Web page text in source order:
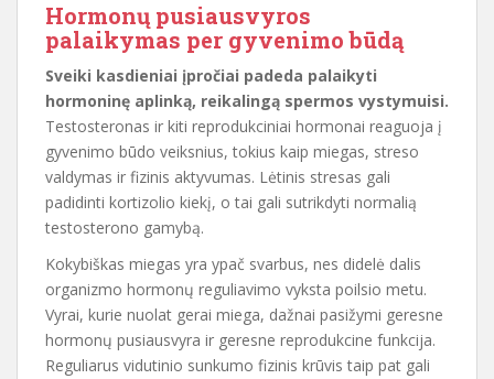
Hormonų pusiausvyros
palaikymas per gyvenimo būdą
Sveiki kasdieniai įpročiai padeda palaikyti
hormoninę aplinką, reikalingą spermos vystymuisi.
Testosteronas ir kiti reprodukciniai hormonai reaguoja į
gyvenimo būdo veiksnius, tokius kaip miegas, streso
valdymas ir fizinis aktyvumas. Lėtinis stresas gali
padidinti kortizolio kiekį, o tai gali sutrikdyti normalią
testosterono gamybą.
Kokybiškas miegas yra ypač svarbus, nes didelė dalis
organizmo hormonų reguliavimo vyksta poilsio metu.
Vyrai, kurie nuolat gerai miega, dažnai pasižymi geresne
hormonų pusiausvyra ir geresne reprodukcine funkcija.
Reguliarus vidutinio sunkumo fizinis krūvis taip pat gali